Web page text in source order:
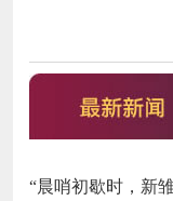
“晨哨初歇时，新